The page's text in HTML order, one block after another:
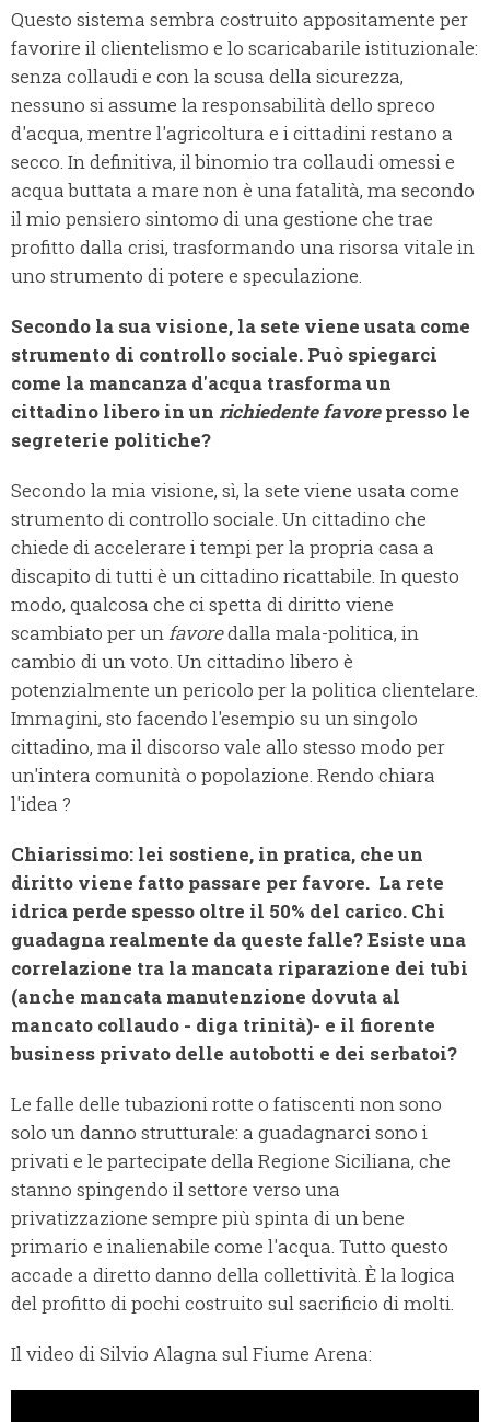
Questo sistema sembra costruito appositamente per
favorire il clientelismo e lo scaricabarile istituzionale:
senza collaudi e con la scusa della sicurezza,
nessuno si assume la responsabilità dello spreco
d'acqua, mentre l'agricoltura e i cittadini restano a
secco. In definitiva, il binomio tra collaudi omessi e
acqua buttata a mare non è una fatalità, ma secondo
il mio pensiero sintomo di una gestione che trae
profitto dalla crisi, trasformando una risorsa vitale in
uno strumento di potere e speculazione.
Secondo la sua visione, la sete viene usata come
strumento di controllo sociale. Può spiegarci
come la mancanza d'acqua trasforma un
cittadino libero in un richiedente favorepresso le
segreterie politiche?
Secondo la mia visione, sì, la sete viene usata come
strumento di controllo sociale. Un cittadino che
chiede di accelerare i tempi per la propria casa a
discapito di tutti è un cittadino ricattabile. In questo
modo, qualcosa che ci spetta di diritto viene
scambiato per unfavoredalla mala-politica, in
cambio di un voto. Un cittadino libero è
potenzialmente un pericolo per la politica clientelare.
Immagini, sto facendo l'esempio su un singolo
cittadino, ma il discorso vale allo stesso modo per
un'intera comunità o popolazione. Rendo chiara
l'idea ?
Chiarissimo: lei sostiene, in pratica, che un
diritto viene fatto passare per favore. La rete
idrica perde spesso oltre il 50% del carico. Chi
guadagna realmente da queste falle? Esiste una
correlazione tra la mancata riparazione dei tubi
(anche mancata manutenzione dovuta al
mancato collaudo - diga trinità)- e il fiorente
business privato delle autobotti e dei serbatoi?
Le falle delle tubazioni rotte o fatiscenti non sono
solo un danno strutturale: a guadagnarci sono i
privati e le partecipate della Regione Siciliana, che
stanno spingendo il settore verso una
privatizzazione sempre più spinta di un bene
primario e inalienabile come l'acqua. Tutto questo
accade a diretto danno della collettività. È la logica
del profitto di pochi costruito sul sacrificio di molti.
Il video di Silvio Alagna sul Fiume Arena: